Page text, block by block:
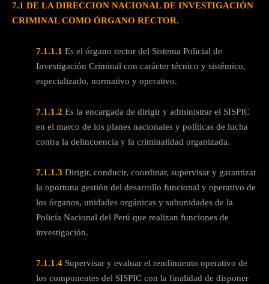
7.1 DE LA DIRECCION NACIONAL DE INVESTIGACIÓN
CRIMINAL COMO ÓRGANO RECTOR.
7.1.1.1 Es el órgano rector del Sistema Policial de
Investigación Criminal con carácter técnico y sistémico,
especializado, normativo y operativo.
7.1.1.2 Es la encargada de dirigir y administrar el SISPIC
en el marco de los planes nacionales y políticas de lucha
contra la delincuencia y la criminalidad organizada.
7.1.1.3 Dirigir, conducir, coordinar, supervisar y garantizar
la oportuna gestión del desarrollo funcional y operativo de
los órganos, unidades orgánicas y subunidades de la
Policía Nacional del Perú que realizan funciones de
investigación.
7.1.1.4 Supervisar y evaluar el rendimiento operativo de
los componentes del SISPIC con la finalidad de disponer